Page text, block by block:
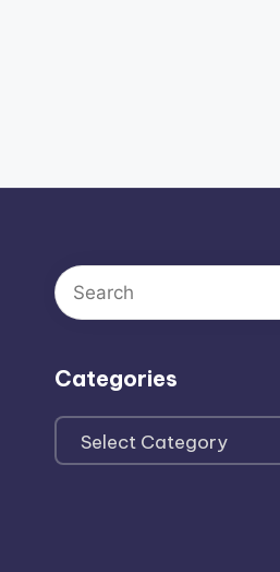
Categories
Categories